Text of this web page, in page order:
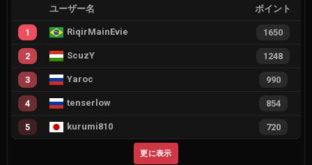
ユーザー名 ポイント
1 RiqirMainEvie 1650
2 ScuzY 1248
3 Yaroc 990
4 tenserlow 854
5 kurumi810 720
更に表示